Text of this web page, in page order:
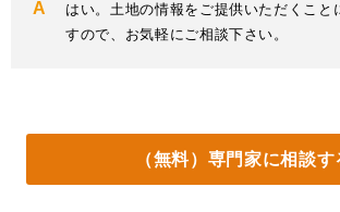
はい。土地の情報をご提供いただくこと
すので、お気軽にご相談下さい。
（無料）専門家に相談す